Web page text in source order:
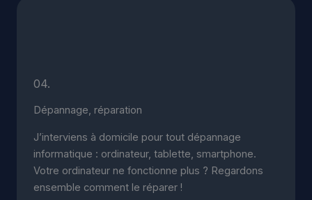
04.
Dépannage, réparation
J’interviens à domicile pour tout dépannage
informatique : ordinateur, tablette, smartphone.
Votre ordinateur ne fonctionne plus ? Regardons
ensemble comment le réparer !